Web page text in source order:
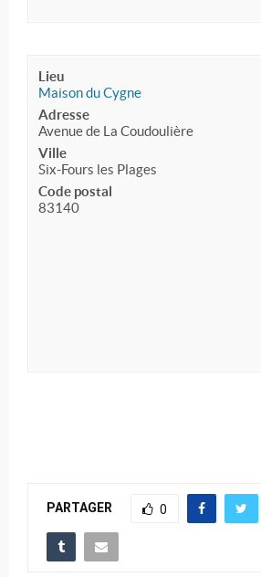
Lieu
Maison du Cygne
Adresse
Avenue de La Coudoulière
Ville
Six-Fours les Plages
Code postal
83140
PARTAGER 0